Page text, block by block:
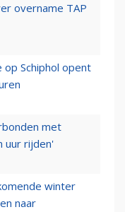
overname TAP
op Schiphol opent
met
uur rijden'
winter
naar